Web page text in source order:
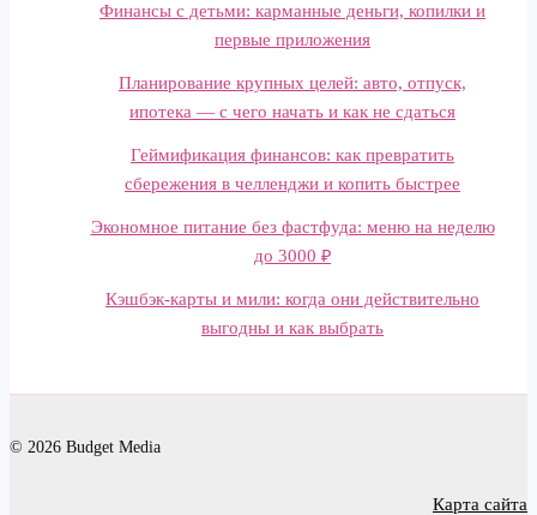
Финансы с детьми: карманные деньги, копилки и
первые приложения
Планирование крупных целей: авто, отпуск,
ипотека — с чего начать и как не сдаться
Геймификация финансов: как превратить
сбережения в челленджи и копить быстрее
Экономное питание без фастфуда: меню на неделю
до 3000 ₽
Кэшбэк-карты и мили: когда они действительно
выгодны и как выбрать
© 2026 Budget Media
Карта сайта